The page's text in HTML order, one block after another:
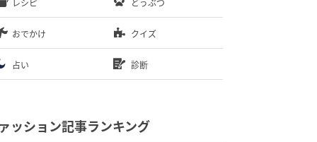
レシピ どうぶつ
おでかけ クイズ
占い 診断
ッション記事ランキング